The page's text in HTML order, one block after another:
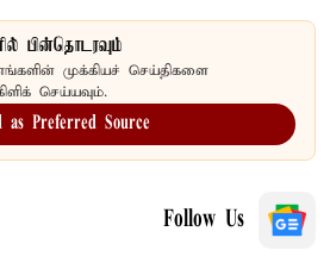
பின்தொடரவும்
முக்கியச் செய்திகளை
செய்யவும்.
as Preferred Source
Follow Us